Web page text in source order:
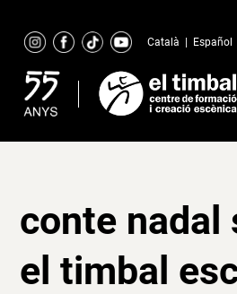
content
Català Español
conte nadal
el timbal